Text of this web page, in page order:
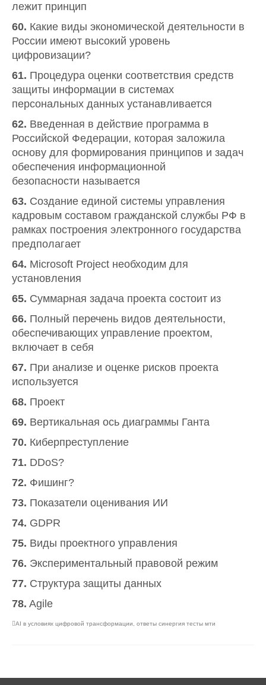
лежит принцип
60. Какие виды экономической деятельности в
России имеют высокий уровень
цифровизации?
61. Процедура оценки соответствия средств
защиты информации в системах
персональных данных устанавливается
62. Введенная в действие программа в
Российской Федерации, которая заложила
основу для формирования принципов и задач
обеспечения информационной
безопасности называется
63. Создание единой системы управления
кадровым составом гражданской службы РФ в
рамках построения электронного государства
предполагает
64. Microsoft Project необходим для
установления
65. Суммарная задача проекта состоит из
66. Полный перечень видов деятельности,
обеспечивающих управление проектом,
включает в себя
67. При анализе и оценке рисков проекта
используется
68. Проект
69. Вертикальная ось диаграммы Ганта
70. Киберпреступление
71. DDoS?
72. Фишинг?
73. Показатели оценивания ИИ
74. GDPR
75. Виды проектного управления
76. Экспериментальный правовой режим
77. Структура защиты данных
78. Agile
AI в условиях цифровой трансформации ответы синергия тесты мти